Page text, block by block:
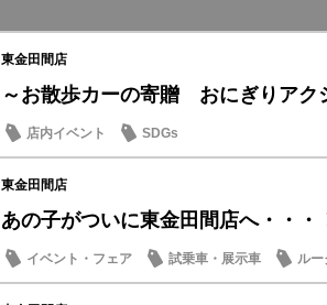
東金田間店
～お散歩カーの寄贈 おにぎりアク
店内イベント SDGs
東金田間店
あの子がついに東金田間店へ・・・
イベント・フェア 試乗車・展示車 ルー